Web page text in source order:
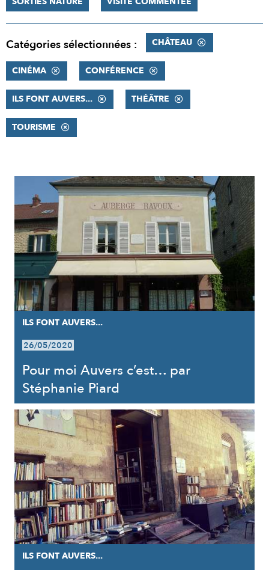
Catégories sélectionnées : CHÂTEAU
CINÉMA CONFÉRENCE
ILS FONT AUVERS... THÉÂTRE
TOURISME
RÉSULTATS
ILS FONT AUVERS...
26/05/2020
Pour moi Auvers c’est… par
Stéphanie Piard
ILS FONT AUVERS...